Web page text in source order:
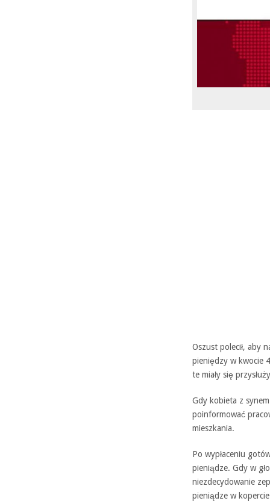
Oszust polecił, aby
pieniędzy w kwocie
te miały się
Gdy kobieta z
poinformować
mieszkania.
Po wypłaceniu
pieniądze. Gdy w
niezdecydowanie
pieniądze w